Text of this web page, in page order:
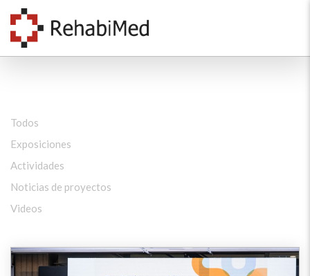
Todos
Exposiciones
Actividades
Noticias de proyectos
Videos